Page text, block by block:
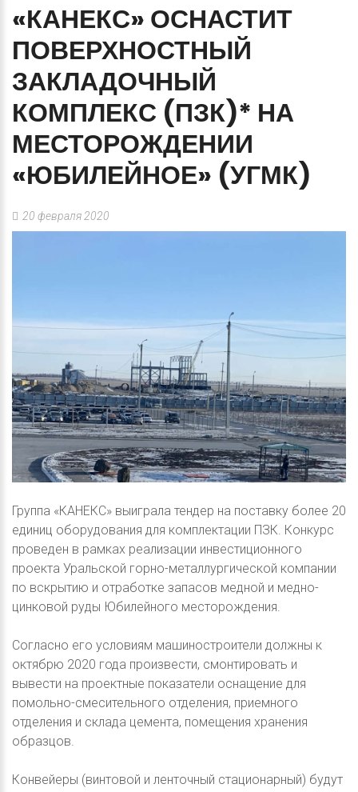
«КАНЕКС» ОСНАСТИТ
ПОВЕРХНОСТНЫЙ
ЗАКЛАДОЧНЫЙ
КОМПЛЕКС (ПЗК)* НА
МЕСТОРОЖДЕНИИ
«ЮБИЛЕЙНОЕ» (УГМК)
20 февраля 2020
Группа «КАНЕКС» выиграла тендер на поставку более 20
единиц оборудования для комплектации ПЗК. Конкурс
проведен в рамках реализации инвестиционного
проекта Уральской горно-металлургической компании
по вскрытию и отработке запасов медной и медно-
цинковой руды Юбилейного месторождения.
Согласно его условиям машиностроители должны к
октябрю 2020 года произвести, смонтировать и
вывести на проектные показатели оснащение для
помольно-смесительного отделения, приемного
отделения и склада цемента, помещения хранения
образцов.
Конвейеры (винтовой и ленточный стационарный) будут